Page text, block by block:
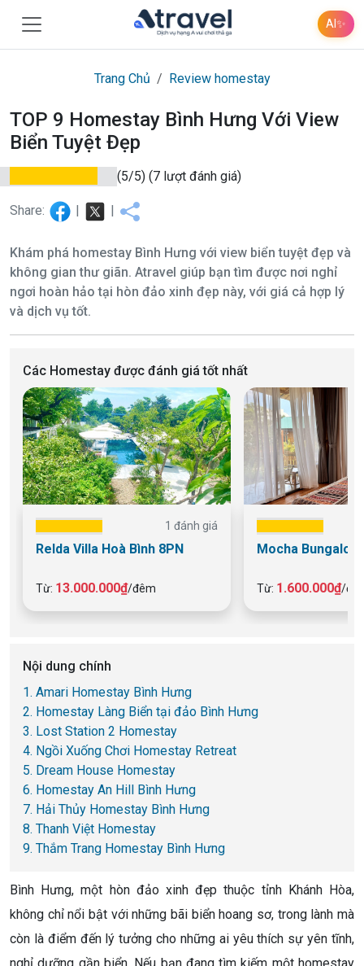
AI✨
Trang Chủ Review homestay
TOP 9 Homestay Bình Hưng Với View
Biển Tuyệt Đẹp
(5/5) (7 lượt đánh giá)
Share: | |
Khám phá homestay Bình Hưng với view biển tuyệt đẹp và
không gian thư giãn. Atravel giúp bạn tìm được nơi nghỉ
ngơi hoàn hảo tại hòn đảo xinh đẹp này, với giá cả hợp lý
và dịch vụ tốt.
Các Homestay được đánh giá tốt nhất
1 đánh giá
Relda Villa Hoà Bình 8PN
Từ: 13.000.000₫/đêm
Mocha Bungalow
Từ: 1.600.000₫/
Nội dung chính
1. Amari Homestay Bình Hưng
2. Homestay Làng Biển tại đảo Bình Hưng
3. Lost Station 2 Homestay
4. Ngồi Xuống Chơi Homestay Retreat
5. Dream House Homestay
6. Homestay An Hill Bình Hưng
7. Hải Thủy Homestay Bình Hưng
8. Thanh Việt Homestay
9. Thắm Trang Homestay Bình Hưng
Bình Hưng, một hòn đảo xinh đẹp thuộc tỉnh Khánh Hòa,
không chỉ nổi bật với những bãi biển hoang sơ, trong lành mà
còn là điểm đến lý tưởng cho những ai yêu thích sự yên tĩnh,